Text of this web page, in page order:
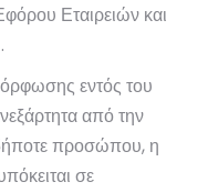
Εταιρειών και
εντός του
από την
προσώπου, η
σε